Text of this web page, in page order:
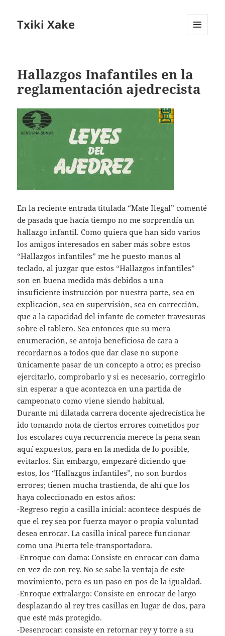
Txiki Xake
Hallazgos Inafantiles en la
reglamentación ajedrecista
En la reciente entrada titulada “Mate Ilegal” comenté
de pasada que hacía tiempo no me sorprendía un
hallazgo infantil. Como quiera que han sido varios
los amigos interesados en saber más sobre estos
“Hallazgos infantiles” me he puesto manos al
teclado, al juzgar que estos “Hallazgos infantiles”
son en buena medida más debidos a una
insuficiente instrucción por nuestra parte, sea en
explicación, sea en supervisión, sea en corrección,
que a la capacidad del infante de cometer travesuras
sobre el tablero. Sea entonces que su mera
enumeración, se antoja beneficiosa de cara a
recordarnos a todos que dar clase no supone
únicamente pasar de un concepto a otro; es preciso
ejercitarlo, comprobarlo y si es necesario, corregirlo
sin esperar a que acontezca en una partida de
campeonato como viene siendo habitual.
Durante mi dilatada carrera docente ajedrecística he
ido tomando nota de ciertos errores cometidos por
los escolares cuya recurrencia merece la pena sean
aquí expuestos, para en la medida de lo posible,
evitarlos. Sin embargo, empezaré diciendo que
estos, los “Hallazgos infantiles”, no son burdos
errores; tienen mucha trastienda, de ahí que los
haya coleccionado en estos años:
-Regreso regio a casilla inicial: acontece después de
que el rey sea por fuerza mayor o propia voluntad
desea enrocar. La casilla inical parece funcionar
como una Puerta tele-transportadora.
-Enroque con dama: Consiste en enrocar con dama
en vez de con rey. No se sabe la ventaja de este
movimiento, pero es un paso en pos de la igualdad.
-Enroque extralargo: Consiste en enrocar de largo
desplazando al rey tres casillas en lugar de dos, para
que esté más protegido.
-Desenrocar: consiste en retornar rey y torre a su